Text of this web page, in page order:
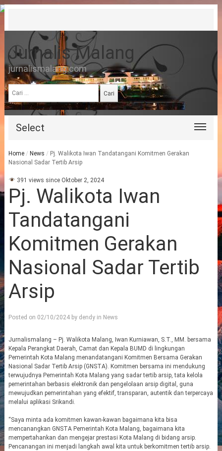
Jurnalis Malang
jurnalismalang.com
Cari
untuk:
Select
Home / News / Pj. Walikota Iwan Tandatangani Komitmen Gerakan
Nasional Sadar Tertib Arsip
391 views since Oktober 2, 2024
Pj. Walikota Iwan
Tandatangani
Komitmen Gerakan
Nasional Sadar Tertib
Arsip
Posted on 02/10/2024by dendyin News
Jurnalismalang – Pj. Walikota Malang, Iwan Kurniawan, S.T., MM. bersama
Kepala Perangkat Daerah, Camat dan Kepala BUMD di lingkungan
Pemerintah Kota Malang menandatangani Komitmen Bersama Gerakan
Nasional Sadar Tertib Arsip (GNSTA). Komitmen bersama ini mendukung
terwujudnya Pemerintah Kota Malang yang sadar tertib arsip, tata kelola
pemerintahan berbasis elektronik dan pengelolaan arsip digital, guna
mewujudkan pemerintahan yang efektif, transparan, autentik dan terpercaya
melalui aplikasi Srikandi.
“Saya minta ada komitmen kawan-kawan bagaimana kita bisa
mencanangkan GNSTA Pemerintah Kota Malang, bagaimana kita
mempertahankan dan mengejar prestasi Kota Malang di bidang arsip.
Pencanangan ini menjadi langkah awal kita untuk berkomitmen tertib arsip.